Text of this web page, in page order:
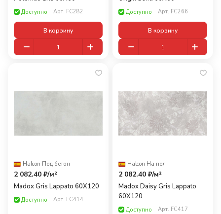
Доступно Арт. FC282
В корзину
Доступно Арт. FC266
В корзину
Halcon·Под бетон
2 082.40 ₽/м²
Madox Gris Lappato 60X120
Доступно Арт. FC414
Halcon·На пол
2 082.40 ₽/м²
Madox Daisy Gris Lappato
60X120
Доступно Арт. FC417